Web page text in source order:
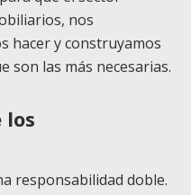
nos
hacer y construyamos
son las más necesarias.
los
responsabilidad doble.